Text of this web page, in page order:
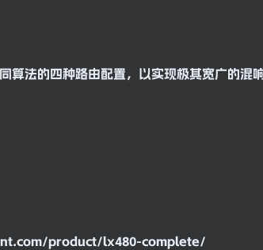
算法的四种路由配置，以实现极其宽广的混
product/lx480-complete/